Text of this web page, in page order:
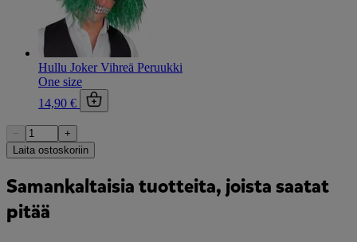
Hullu Joker Vihreä Peruukki
One size
14,90 €
−
+
Laita ostoskoriin
Samankaltaisia tuotteita, joista saatat
pitää